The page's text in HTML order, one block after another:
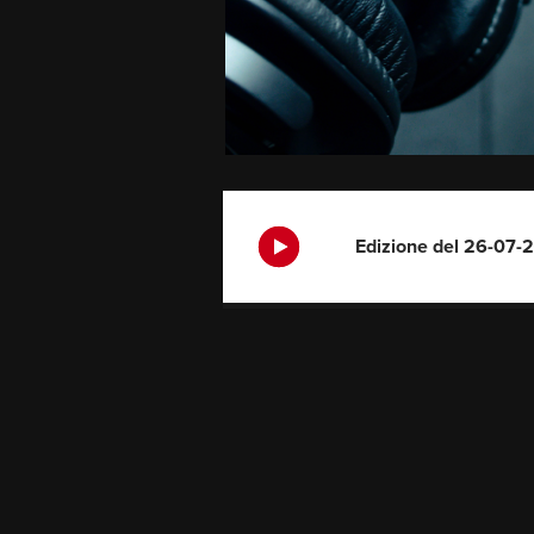
Edizione del 26-07-